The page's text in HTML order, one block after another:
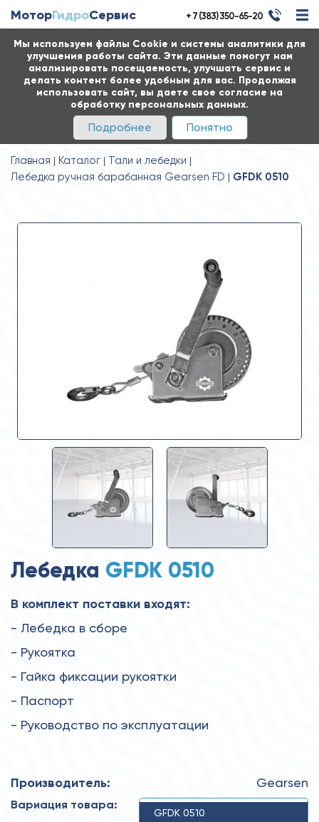
Мы используем файлы Cookie и системы аналитики для
улучшения работы сайта. Эти данные помогут нам
анализировать посещаемость, улучшать сервис и
делать контент более удобным для вас. Продолжая
использовать сайт, вы даете свое согласие на
обработку персональных данных.
Подробнее Понятно
МоторГидроСервис + 7 (383) 350-65-20
Главная Каталог
Тали и лебедки
Лебедка ручная барабанная Gearsen FD
GFDK 0510
Лебедка GFDK 0510
В комплект поставки входят:
- Лебедка в сборе
- Рукоятка
- Гайка фиксации рукоятки
- Паспорт
- Руководство по эксплуатации
Производитель: Gearsen
Вариация товара:
GFDK 0510